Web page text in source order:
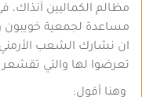
مظالم الكماليين آنذاك،
مساعدة لجمعية خويبون
ان نشارك الشعب الأرمني
تعرضوا لها والتي تقشعر
وهنا أقول: